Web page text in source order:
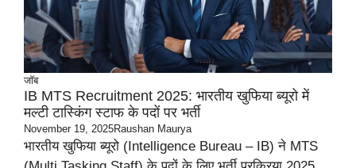
जॉब
IB MTS Recruitment 2025: भारतीय खुफिया ब्यूरो में
मल्टी टास्किंग स्टाफ के पदों पर भर्ती
November 19, 2025Raushan Maurya
भारतीय खुफिया ब्यूरो (Intelligence Bureau – IB) ने MTS